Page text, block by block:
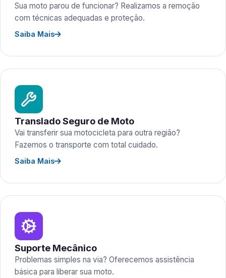
Sua moto parou de funcionar? Realizamos a remoção
com técnicas adequadas e proteção.
Saiba Mais
Translado Seguro de Moto
Vai transferir sua motocicleta para outra região?
Fazemos o transporte com total cuidado.
Saiba Mais
Suporte Mecânico
Problemas simples na via? Oferecemos assistência
básica para liberar sua moto.